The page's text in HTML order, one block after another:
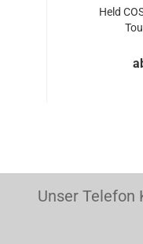
Held
Unser Telefon